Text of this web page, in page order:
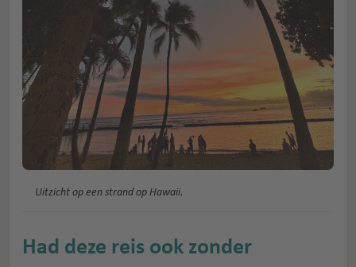
Uitzicht op een strand op Hawaii.
Had deze reis ook zonder